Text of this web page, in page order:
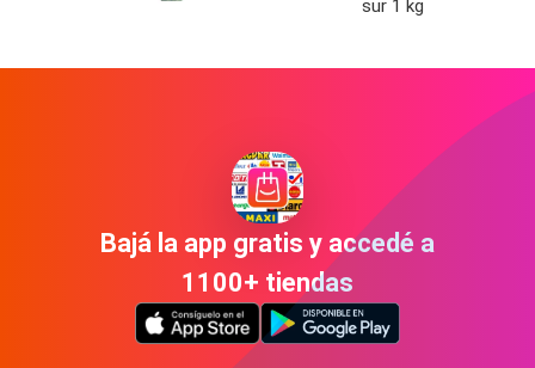
sur 1 kg
Bajá la app gratis y accedé a
1100+ tiendas